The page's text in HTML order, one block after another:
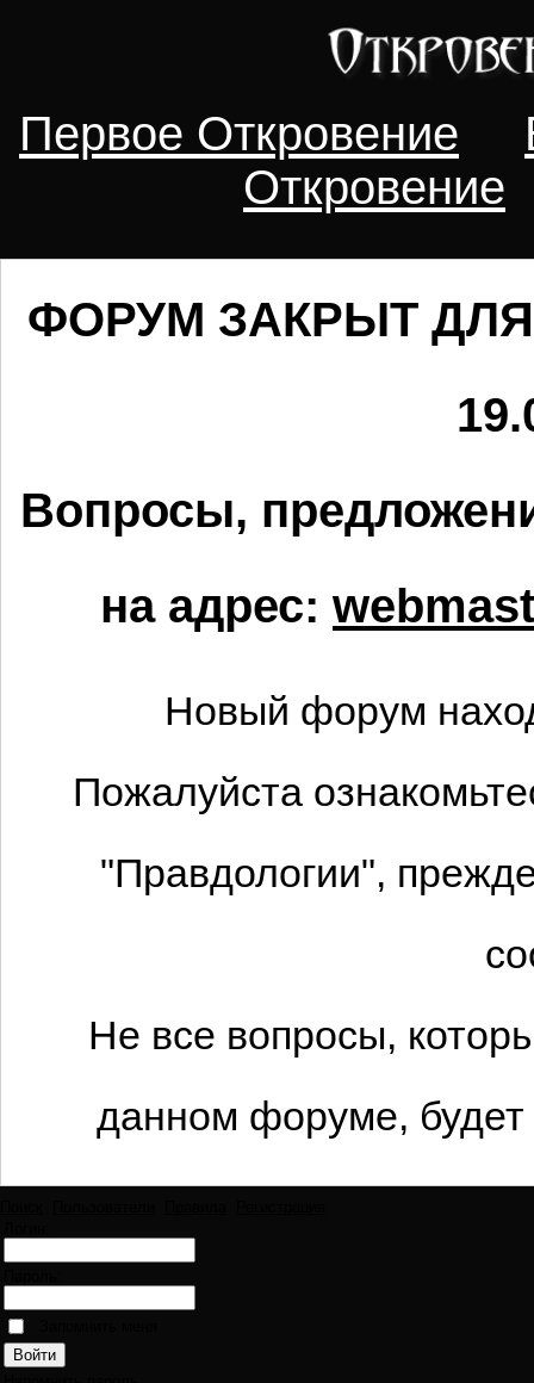
Первое Откровение
Откровение
ФОРУМ ЗАКРЫТ
Вопросы,
на адрес:
Новый форум
Пожалуйста
"Правдологии",
Не все вопросы,
данном форуме,